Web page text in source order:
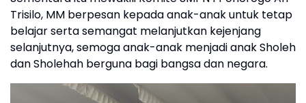
Trisilo, MM berpesan kepada anak-anak untuk tetap
belajar serta semangat melanjutkan kejenjang
selanjutnya, semoga anak-anak menjadi anak Sholeh
dan Sholehah berguna bagi bangsa dan negara.